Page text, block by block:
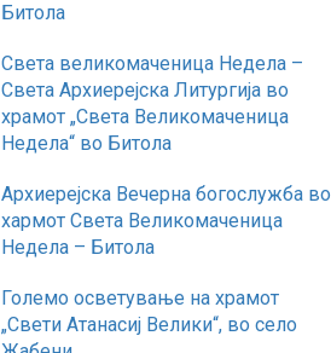
Битола
Света великомаченица Недела –
Света Архиерејска Литургија во
храмот „Света Великомаченица
Недела“ во Битола
Архиерејска Вечерна богослужба во
хармот Света Великомаченица
Недела – Битола
Големо осветување на храмот
„Свети Атанасиј Велики“, во село